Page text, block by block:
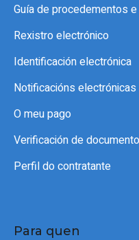
Guía de procedementos
Rexistro electrónico
Identificación electrónica
Notificacións electrónicas
O meu pago
Verificación de
Perfil do contratante
Para quen